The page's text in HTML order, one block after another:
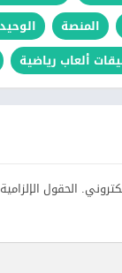
المنصة
ألعاب رياضية
الحقول